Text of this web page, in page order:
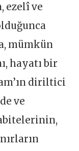
ezelî ve
mümkün
hayatı bir
diriltici
ve